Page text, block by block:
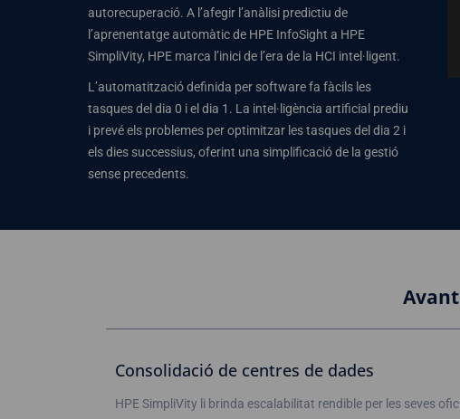
autorecuperació. A l’afegir l’anàlisi predictiu de
l’aprenentatge automàtic de HPE InfoSight a HPE
SimpliVity, HPE marca l’inici de l’era de la HCI intel·ligent.
L’automatització definida per software fa fàcils les
tasques del dia 0 i el dia 1. La intel·ligència artificial prediu
i prevé els problemes per optimitzar les tasques del dia 2 i
els dies successius, oferint una simplificació de la gestió
sense precedents.
Consolidació de centres de dades
HPE SimpliVity li brinda escalabilitat rendible per les seves